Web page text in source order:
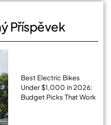
Příspěvek
Best Electric Bikes
Under $1,000 in 2026:
Budget Picks That Work